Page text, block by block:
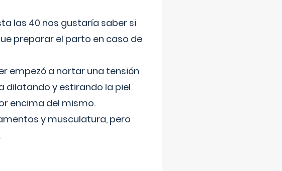
las 40 nos gustaría saber si
preparar el parto en caso de
empezó a nortar una tensión
dilatando y estirando la piel
encima del mismo.
y musculatura, pero